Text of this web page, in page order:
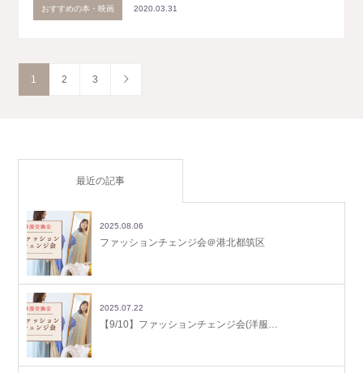
おすすめの本・映画 2020.03.31
1 2 3
最近の記事
2025.08.06
ファッションチェンジ会＠港北都筑区
2025.07.22
【9/10】ファッションチェンジ会(洋服…